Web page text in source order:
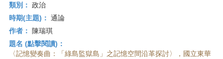
類別： 政治
時期(主題)： 通論
作者：
陳瑞琪
題名 (點擊閱讀)：
〈記憶變奏曲：「綠島監獄島」之記憶空間沿革探討〉，國立東華